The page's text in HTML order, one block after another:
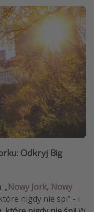
Odkryj Big
„Nowy Jork, Nowy
nigdy nie śpi” - i